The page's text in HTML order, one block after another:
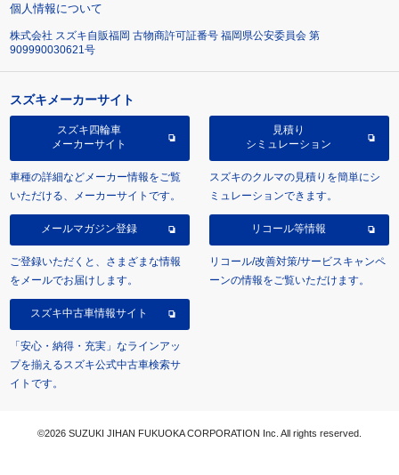
個人情報について
株式会社 スズキ自販福岡 古物商許可証番号 福岡県公安委員会 第
909990030621号
スズキメーカーサイト
スズキ四輪車
メーカーサイト
車種の詳細などメーカー情報をご覧
いただける、メーカーサイトです。
見積り
シミュレーション
スズキのクルマの見積りを簡単にシ
ミュレーションできます。
メールマガジン登録
ご登録いただくと、さまざまな情報
をメールでお届けします。
リコール等情報
リコール/改善対策/サービスキャンペ
ーンの情報をご覧いただけます。
スズキ中古車情報サイト
「安心・納得・充実」なラインアッ
プを揃えるスズキ公式中古車検索サ
イトです。
©2026 SUZUKI JIHAN FUKUOKA CORPORATION Inc. All rights reserved.